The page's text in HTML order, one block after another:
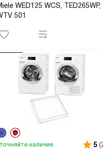
WED125 WCS, TED265WP,
501
наличие 5